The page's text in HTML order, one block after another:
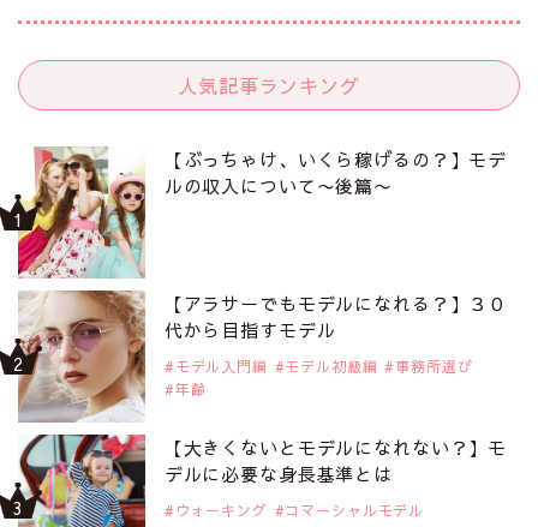
人気記事ランキング
【ぶっちゃけ、いくら稼げるの？】モデ
ルの収入について〜後篇〜
【アラサーでもモデルになれる？】３０
代から目指すモデル
モデル入門編 モデル初級編
事務所選び
年齢
【大きくないとモデルになれない？】モ
デルに必要な身長基準とは
ウォーキング
コマーシャルモデル